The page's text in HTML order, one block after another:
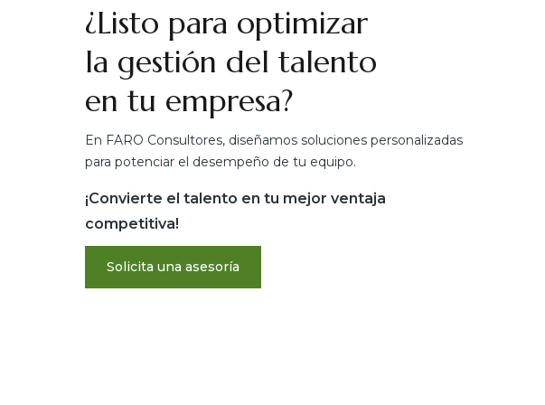
¿Listo para optimizar
la gestión del talento
en tu empresa?
En FARO Consultores, diseñamos soluciones personalizadas
para potenciar el desempeño de tu equipo.
¡Convierte el talento en tu mejor ventaja
competitiva!
Solicita una asesoría